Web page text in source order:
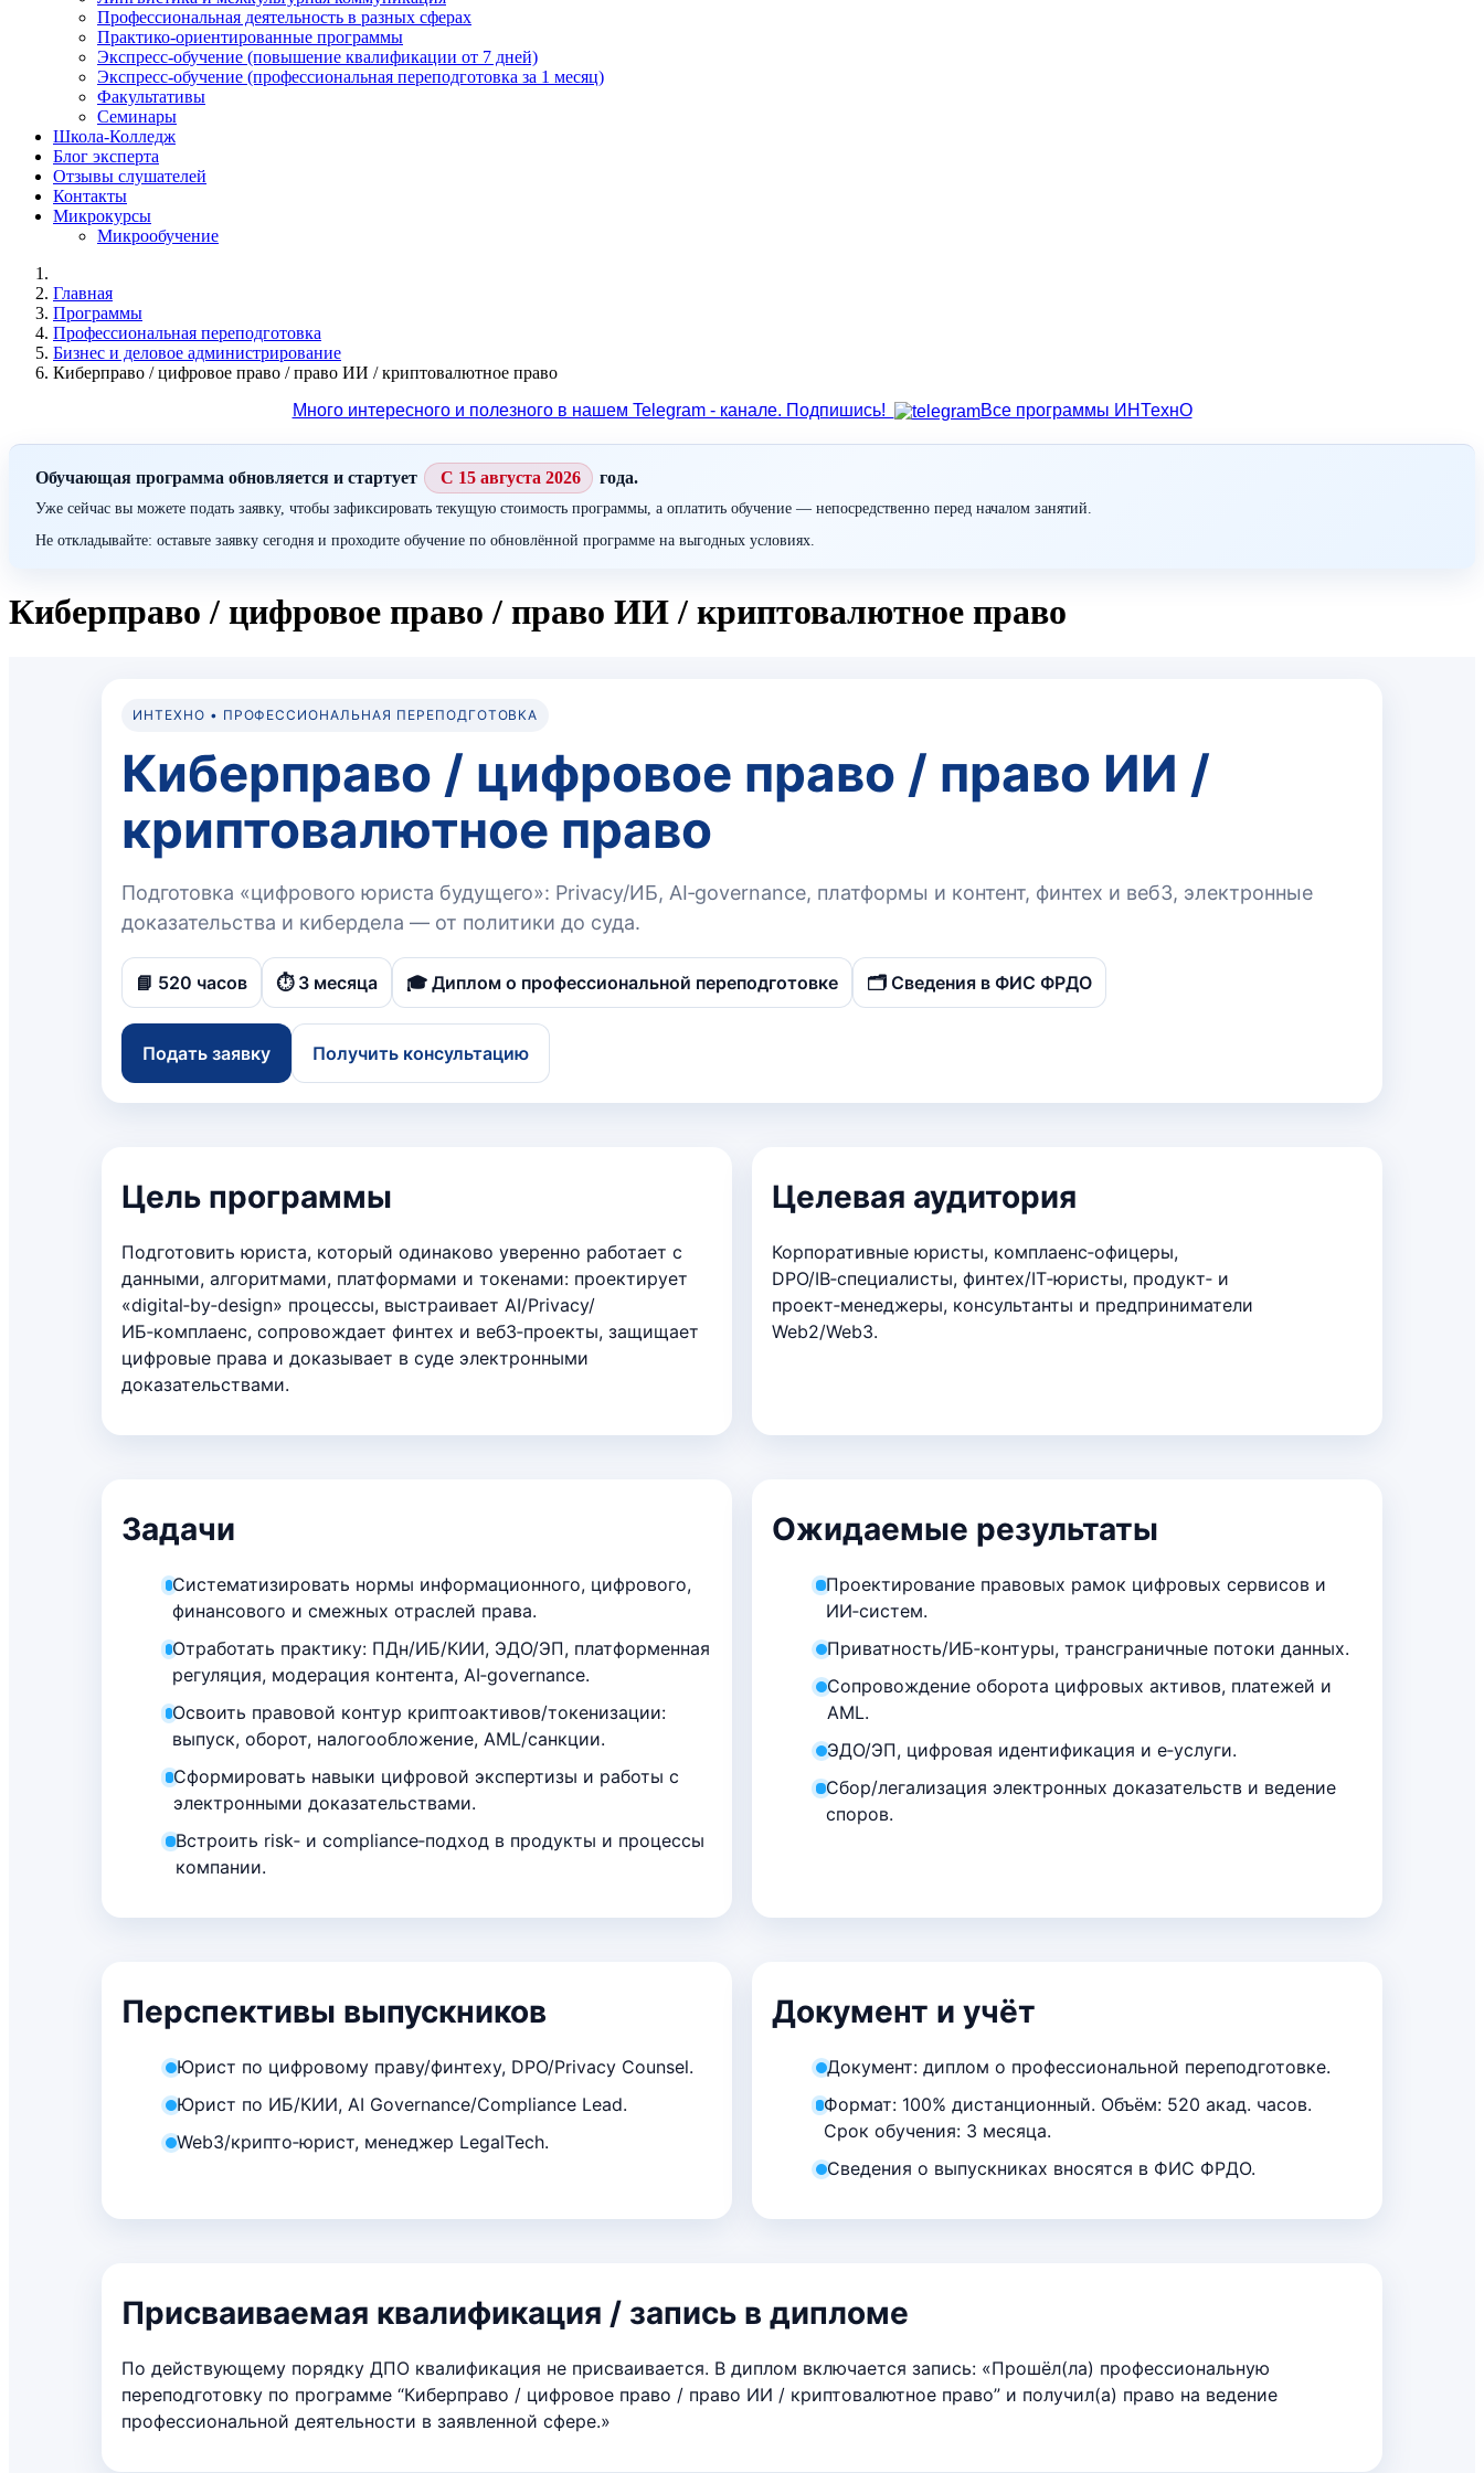
Профессиональная деятельность в разных сферах
Практико-ориентированные программы
Экспресс-обучение (повышение квалификации от 7 дней)
Экспресс-обучение (профессиональная переподготовка за 1 месяц)
Факультативы
Семинары
Школа-Колледж
Блог эксперта
Отзывы слушателей
Контакты
Микрокурсы
Микрообучение
Главная
Программы
Профессиональная переподготовка
Бизнес и деловое администрирование
Киберправо / цифровое право / право ИИ / криптовалютное право
Много интересного и полезного в нашем Telegram - канале. Подпишись!
Все программы ИНТехнО
Обучающая программа обновляется и стартует С 15 августа 2026 года.
Уже сейчас вы можете подать заявку, чтобы зафиксировать текущую стоимость программы, а оплатить обучение — непосредственно перед началом занятий.
Не откладывайте: оставьте заявку сегодня и проходите обучение по обновлённой программе на выгодных условиях.
Киберправо / цифровое право / право ИИ / криптовалютное право
ИНТЕХНО • ПРОФЕССИОНАЛЬНАЯ ПЕРЕПОДГОТОВКА
Киберправо / цифровое право / право ИИ /
криптовалютное право
Подготовка «цифрового юриста будущего»: Privacy/ИБ, AI‑governance, платформы и контент, финтех и веб3, электронные
доказательства и кибердела — от политики до суда.
📘 520 часов ⏱️ 3 месяца 🎓 Диплом о профессиональной переподготовке 🗂️ Сведения в ФИС ФРДО
Подать заявку Получить консультацию
Цель программы
Подготовить юриста, который одинаково уверенно работает с
данными, алгоритмами, платформами и токенами: проектирует
«digital‑by‑design» процессы, выстраивает AI/Privacy/
ИБ‑комплаенс, сопровождает финтех и веб3‑проекты, защищает
цифровые права и доказывает в суде электронными
доказательствами.
Целевая аудитория
Корпоративные юристы, комплаенс‑офицеры,
DPO/IB‑специалисты, финтех/IT‑юристы, продукт‑ и
проект‑менеджеры, консультанты и предприниматели
Web2/Web3.
Задачи
Систематизировать нормы информационного, цифрового,
финансового и смежных отраслей права.
Отработать практику: ПДн/ИБ/КИИ, ЭДО/ЭП, платформенная
регуляция, модерация контента, AI‑governance.
Освоить правовой контур криптоактивов/токенизации:
выпуск, оборот, налогообложение, AML/санкции.
Сформировать навыки цифровой экспертизы и работы с
электронными доказательствами.
Встроить risk‑ и compliance‑подход в продукты и процессы
компании.
Ожидаемые результаты
Проектирование правовых рамок цифровых сервисов и
ИИ‑систем.
Приватность/ИБ‑контуры, трансграничные потоки данных.
Сопровождение оборота цифровых активов, платежей и
AML.
ЭДО/ЭП, цифровая идентификация и е‑услуги.
Сбор/легализация электронных доказательств и ведение
споров.
Перспективы выпускников
Юрист по цифровому праву/финтеху, DPO/Privacy Counsel.
Юрист по ИБ/КИИ, AI Governance/Compliance Lead.
Web3/крипто‑юрист, менеджер LegalTech.
Документ и учёт
Документ: диплом о профессиональной переподготовке.
Формат: 100% дистанционный. Объём: 520 акад. часов.
Срок обучения: 3 месяца.
Сведения о выпускниках вносятся в ФИС ФРДО.
Присваиваемая квалификация / запись в дипломе
По действующему порядку ДПО квалификация не присваивается. В диплом включается запись: «Прошёл(ла) профессиональную
переподготовку по программе “Киберправо / цифровое право / право ИИ / криптовалютное право” и получил(а) право на ведение
профессиональной деятельности в заявленной сфере.»